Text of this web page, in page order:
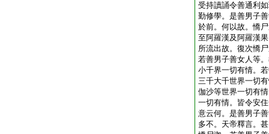
受持讀誦令善通利
勤修學。是善男子
於前。何以故。憍
至阿羅漢及阿羅漢
所流出故。復次憍
若善男子善女人等
小千界一切有情。
三千大千世界一切
伽沙等世界一切有
一切有情。皆令安
意云何。是善男子
多不。天帝釋言。